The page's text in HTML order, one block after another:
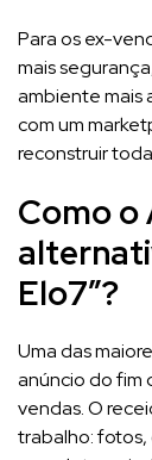
Para os ex-
mais
ambiente mais
com um
reconstruir
Como o
Elo7”?
Uma das
anúncio do fim
vendas. O
trabalho: